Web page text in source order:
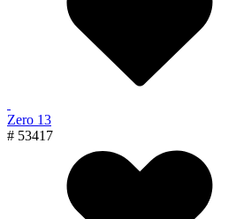
Zero 13
# 53417